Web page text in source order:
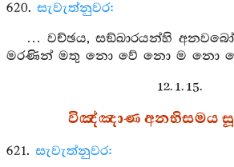
620. සැවැත්නුවර:
… වච්ඡය, සඞ්ඛාරයන්හි
මරණින් මතු නො වේ නො ම නො
12. 1. 15.
විඤ්ඤාණ අනභිසමය
621. සැවැත්නුවර: